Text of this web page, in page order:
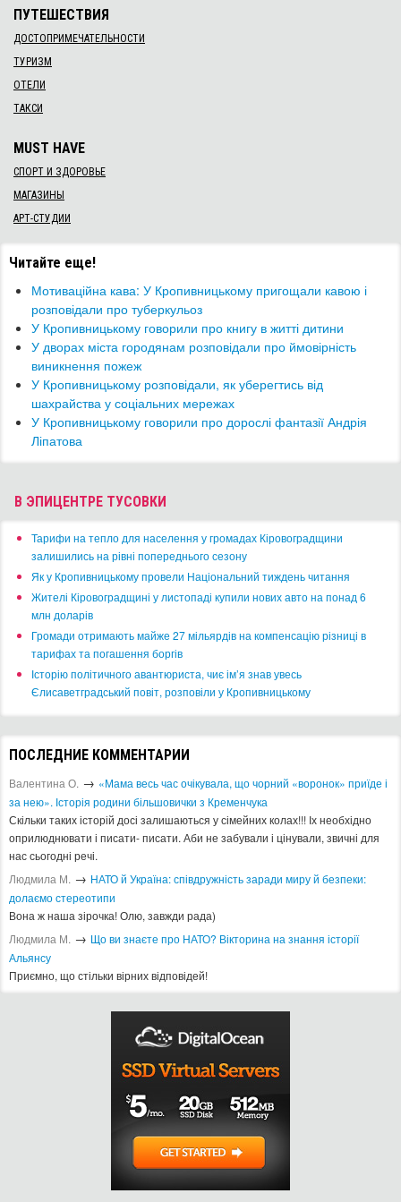
ПУТЕШЕСТВИЯ
ДОСТОПРИМЕЧАТЕЛЬНОСТИ
ТУРИЗМ
ОТЕЛИ
ТАКСИ
MUST HAVE
СПОРТ И ЗДОРОВЬЕ
МАГАЗИНЫ
АРТ-СТУДИИ
Читайте еще!
​Мотиваційна кава: У Кропивницькому пригощали кавою і
розповідали про туберкульоз
​У Кропивницькому говорили про книгу в житті дитини
У дворах міста городянам розповідали про ймовірність
виникнення пожеж
​У Кропивницькому розповідали, як уберегтись від
шахрайства у соціальних мережах
​У Кропивницькому говорили про дорослі фантазії Андрія
Ліпатова
В ЭПИЦЕНТРЕ ТУСОВКИ
​Тарифи на тепло для населення у громадах Кіровоградщини
залишились на рівні попереднього сезону
​Як у Кропивницькому провели Національний тиждень читання
​Жителі Кіровоградщині у листопаді купили нових авто на понад 6
млн доларів
​Громади отримають майже 27 мільярдів на компенсацію різниці в
тарифах та погашення боргів
Історію політичного авантюриста, чиє ім’я знав увесь
Єлисаветградський повіт, розповіли у Кропивницькому
ПОСЛЕДНИЕ КОММЕНТАРИИ
Валентина О. → «Мама весь час очікувала, що чорний «воронок» приїде і
за нею». Історія родини більшовички з Кременчука
Скільки таких історій досі залишаються у сімейних колах!!! Іх необхідно
оприлюднювати і писати- писати. Аби не забували і цінували, звичні для
нас сьогодні речі.
Людмила М. → ​НАТО й Україна: співдружність заради миру й безпеки:
долаємо стереотипи
Вона ж наша зірочка! Олю, завжди рада)
Людмила М. → Що ви знаєте про НАТО? Вікторина на знання історії
Альянсу ​
Приємно, що стільки вірних відповідей!